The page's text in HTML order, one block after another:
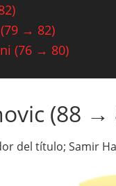
→ 82)
(76 → 80)
(88 →
del título; Samir